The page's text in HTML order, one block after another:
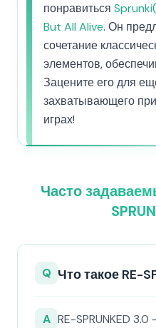
понравиться
But All Alive. Он
сочетание
элементов,
Зацените его для
захватывающего
играх!
Часто
Q Что такое RE-
A RE-SPRUNKED 3.0